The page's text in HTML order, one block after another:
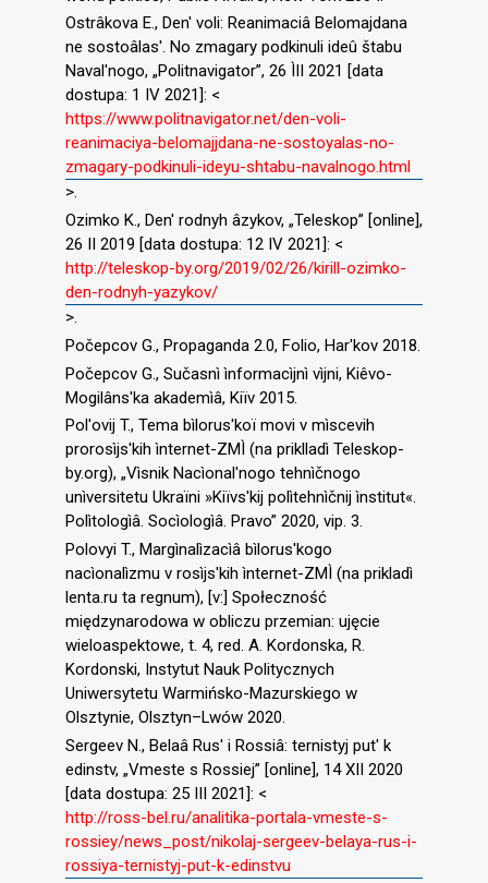
Ostrâkova E., Den′ voli: Reanimaciâ Belomajdana
ne sostoâlas′. No zmagary podkinuli ideû štabu
Naval′nogo, „Politnavigator”, 26 ÌII 2021 [data
dostupa: 1 IV 2021]: <
https://www.politnavigator.net/den-voli-
reanimaciya-belomajjdana-ne-sostoyalas-no-
zmagary-podkinuli-ideyu-shtabu-navalnogo.html
>.
Ozimko K., Den′ rodnyh âzykov, „Teleskop” [online],
26 II 2019 [data dostupa: 12 IV 2021]: <
http://teleskop-by.org/2019/02/26/kirill-ozimko-
den-rodnyh-yazykov/
>.
Počepcov G., Propaganda 2.0, Folio, Har′kov 2018.
Počepcov G., Sučasnì ìnformacìjnì vìjni, Kiêvo-
Mogilâns′ka akademìâ, Kiїv 2015.
Pol′ovij T., Tema bìlorus′koї movi v mìscevih
prorosìjs′kih ìnternet-ZMÌ (na priklladì Teleskop-
by.org), „Vìsnik Nacìonal′nogo tehnìčnogo
unìversitetu Ukraїni »Kiїvs′kij polìtehnìčnij ìnstitut«.
Polìtologìâ. Socìologìâ. Pravo” 2020, vip. 3.
Polovyi T., Margìnalìzacìâ bìlorus′kogo
nacìonalìzmu v rosìjs′kih ìnternet-ZMÌ (na prikladì
lenta.ru ta regnum), [v:] Społeczność
międzynarodowa w obliczu przemian: ujęcie
wieloaspektowe, t. 4, red. A. Kordonska, R.
Kordonski, Instytut Nauk Politycznych
Uniwersytetu Warmińsko-Mazurskiego w
Olsztynie, Olsztyn–Lwów 2020.
Sergeev N., Belaâ Rus′ i Rossiâ: ternistyj put′ k
edinstv, „Vmeste s Rossiej” [online], 14 XII 2020
[data dostupa: 25 III 2021]: <
http://ross-bel.ru/analitika-portala-vmeste-s-
rossiey/news_post/nikolaj-sergeev-belaya-rus-i-
rossiya-ternistyj-put-k-edinstvu